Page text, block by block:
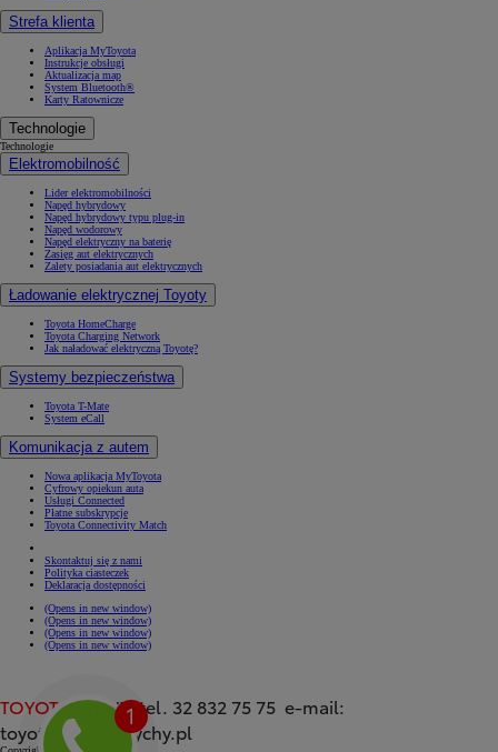
Strefa klienta
Aplikacja MyToyota
Instrukcje obsługi
Aktualizacja map
System Bluetooth®
Karty Ratownicze
Technologie
Technologie
Elektromobilność
Lider elektromobilności
Napęd hybrydowy
Napęd hybrydowy typu plug-in
Napęd wodorowy
Napęd elektryczny na baterię
Zasięg aut elektrycznych
Zalety posiadania aut elektrycznych
Ładowanie elektrycznej Toyoty
Toyota HomeCharge
Toyota Charging Network
Jak naładować elektryczną Toyotę?
Systemy bezpieczeństwa
Toyota T-Mate
System eCall
Komunikacja z autem
Nowa aplikacja MyToyota
Cyfrowy opiekun auta
Usługi Connected
Płatne subskrypcje
Toyota Connectivity Match
Skontaktuj się z nami
Polityka ciasteczek
Deklaracja dostępności
(Opens in new window)
(Opens in new window)
(Opens in new window)
(Opens in new window)
TOYOTATYCHY tel. 32 832 75 75 e-mail:
toyota@toyotatychy.pl